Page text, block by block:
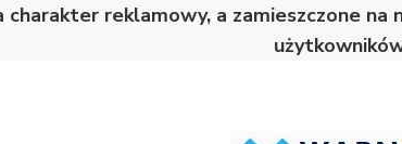
charakter reklamowy, a zamieszczone